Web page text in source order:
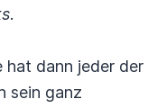
.
hat dann jeder der
sein ganz